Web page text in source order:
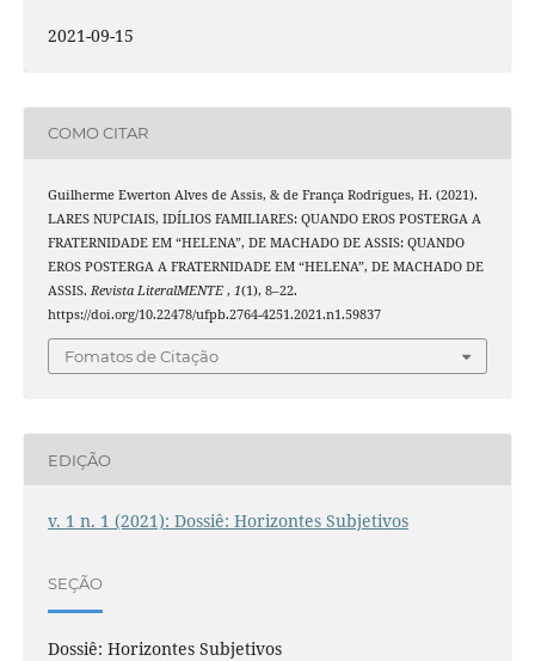
2021-09-15
COMO CITAR
Guilherme Ewerton Alves de Assis, & de França Rodrigues, H. (2021).
LARES NUPCIAIS, IDÍLIOS FAMILIARES: QUANDO EROS POSTERGA A
FRATERNIDADE EM “HELENA”, DE MACHADO DE ASSIS: QUANDO
EROS POSTERGA A FRATERNIDADE EM “HELENA”, DE MACHADO DE
ASSIS. Revista LiteralMENTE , 1(1), 8–22.
https://doi.org/10.22478/ufpb.2764-4251.2021.n1.59837
Fomatos de Citação
EDIÇÃO
v. 1 n. 1 (2021): Dossiê: Horizontes Subjetivos
SEÇÃO
Dossiê: Horizontes Subjetivos